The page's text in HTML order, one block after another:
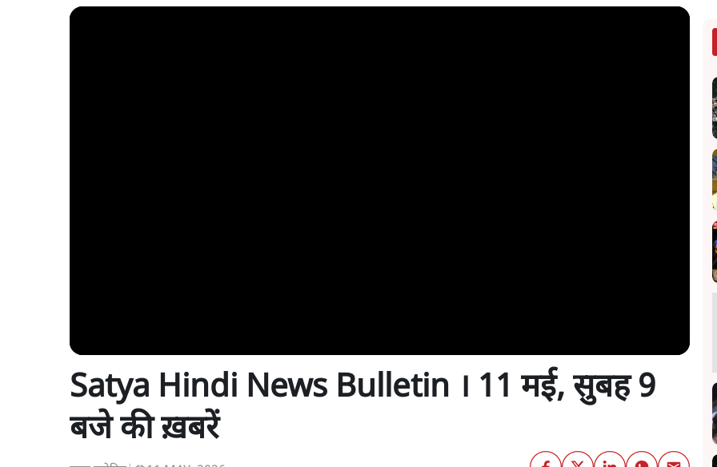
Satya Hindi News Bulletin । 11 मई, सुबह 9
बजे की ख़बरें